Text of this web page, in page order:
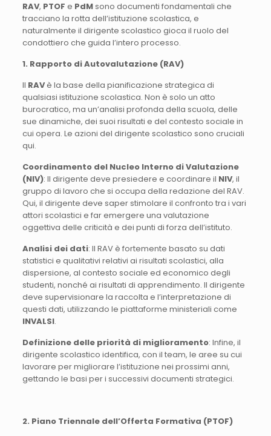
RAV, PTOF e PdMsono documenti fondamentali che
tracciano la rotta dell’istituzione scolastica, e
naturalmente il dirigente scolastico gioca il ruolo del
condottiero che guida l’intero processo.
1. Rapporto di Autovalutazione (RAV)
Il RAVè la base della pianificazione strategica di
qualsiasi istituzione scolastica. Non è solo un atto
burocratico, ma un’analisi profonda della scuola, delle
sue dinamiche, dei suoi risultati e del contesto sociale in
cui opera. Le azioni del dirigente scolastico sono cruciali
qui.
Coordinamento del Nucleo Interno di Valutazione
(NIV): Il dirigente deve presiedere e coordinare il NIV, il
gruppo di lavoro che si occupa della redazione del RAV.
Qui, il dirigente deve saper stimolare il confronto tra i vari
attori scolastici e far emergere una valutazione
oggettiva delle criticità e dei punti di forza dell’istituto.
Analisi dei dati: Il RAV è fortemente basato su dati
statistici e qualitativi relativi ai risultati scolastici, alla
dispersione, al contesto sociale ed economico degli
studenti, nonché ai risultati di apprendimento. Il dirigente
deve supervisionare la raccolta e l’interpretazione di
questi dati, utilizzando le piattaforme ministeriali come
INVALSI.
Definizione delle priorità di miglioramento: Infine, il
dirigente scolastico identifica, con il team, le aree su cui
lavorare per migliorare l’istituzione nei prossimi anni,
gettando le basi per i successivi documenti strategici.
2. Piano Triennale dell’Offerta Formativa (PTOF)